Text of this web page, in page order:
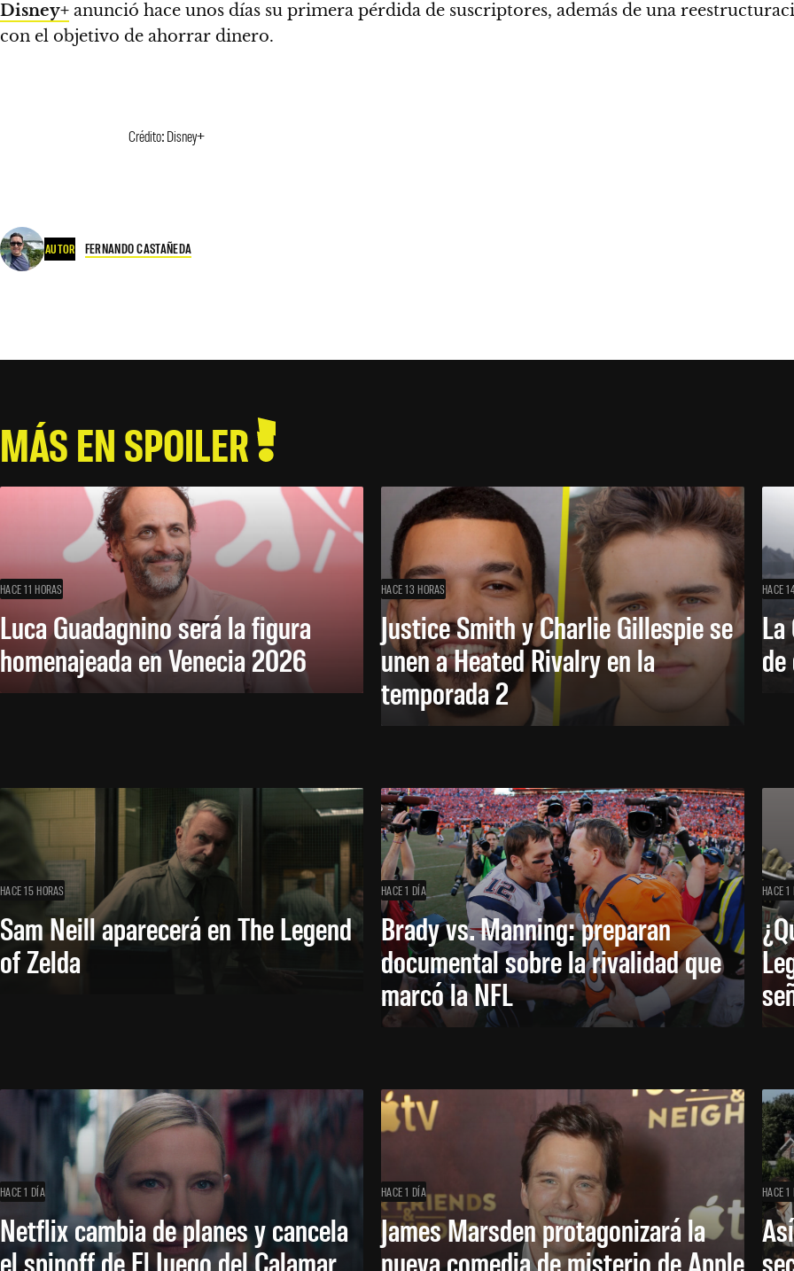
Disney+ anunció hace unos días su primera pérdida de suscriptores, además de una
con el objetivo de ahorrar dinero.
Crédito: Disney+
AUTOR FERNANDO CASTAÑEDA
MÁS EN SPOILER
HACE 11 HORAS
Luca Guadagnino será la figura
homenajeada en Venecia 2026
HACE 13 HORAS
Justice Smith y Charlie Gillespie se
unen a Heated Rivalry en la
temporada 2
HACE
HACE 15 HORAS
Sam Neill aparecerá en The Legend
of Zelda
HACE 1 DÍA
Brady vs. Manning: preparan
documental sobre la rivalidad que
marcó la NFL
HACE 1
HACE 1 DÍA
Netflix cambia de planes y cancela
el spinoff de El Juego del Calamar
HACE 1 DÍA
James Marsden protagonizará la
nueva comedia de misterio de Apple
HACE 1